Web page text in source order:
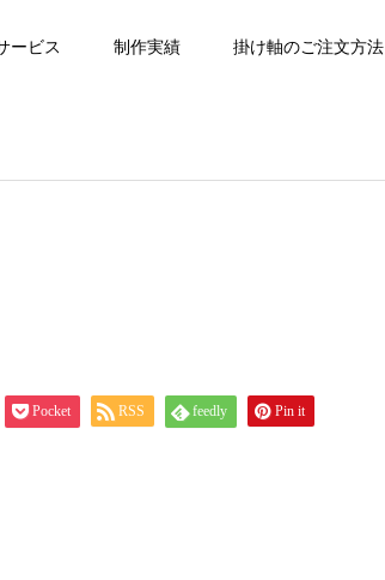
ービス 制作実績 掛け軸のご注文方法
Pocket RSS feedly Pin it